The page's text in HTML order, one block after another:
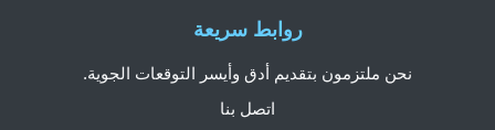
روابط سريعة
نحن ملتزمون بتقديم أدق وأيسر التوقعات الجوية.
اتصل بنا